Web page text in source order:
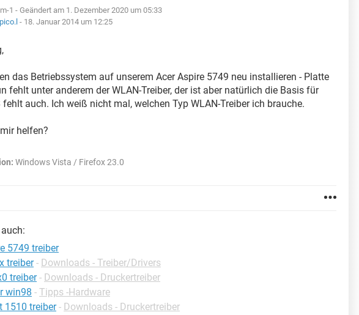
1 - Geändert am 1. Dezember 2020 um 05:33
pico.l - 18. Januar 2014 um 12:25
das Betriebssystem auf unserem Acer Aspire 5749 neu installieren - Platte
fehlt unter anderem der WLAN-Treiber, der ist aber natürlich die Basis für
fehlt auch. Ich weiß nicht mal, welchen Typ WLAN-Treiber ich brauche.
helfen?
Windows Vista / Firefox 23.0
5749 treiber
treiber - Downloads - Treiber/Drivers
treiber - Downloads - Druckertreiber
win98 - Tipps -Hardware
1510 treiber - Downloads - Druckertreiber